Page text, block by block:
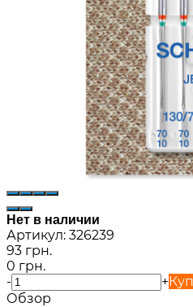
Нет в наличии
Артикул: 326239
93 грн.
0 грн.
-
+
Обзор